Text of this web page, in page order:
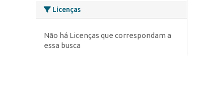
Licenças
Não há Licenças que correspondam a
essa busca